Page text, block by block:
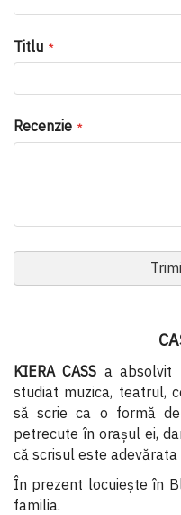
Titlu
Recenzie
KIERA CASS a absolvit
studiat muzica, teatrul,
să scrie ca o formă
petrecute în oraşul ei,
că scrisul este adevărata
În prezent locuieşte în
familia.